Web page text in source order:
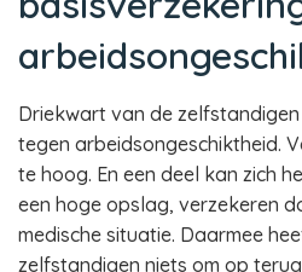
Driekwart van de
tegen arbeidsongeschiktheid.
te hoog. En een deel kan zich
een hoge opslag, verzekeren
medische situatie. Daarmee
zelfstandigen niets om op